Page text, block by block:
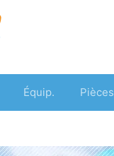
Équip. Pièces